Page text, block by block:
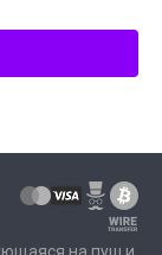
на пуш и